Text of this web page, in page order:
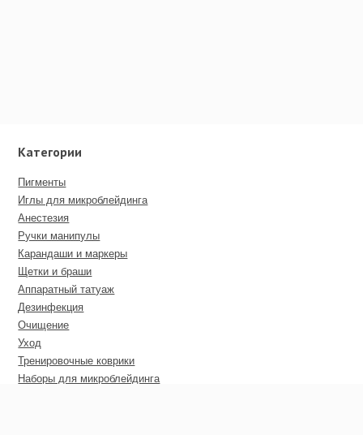
Категории
Пигменты
Иглы для микроблейдинга
Анестезия
Ручки манипулы
Карандаши и маркеры
Щетки и браши
Аппаратный татуаж
Дезинфекция
Очищение
Уход
Тренировочные коврики
Наборы для микроблейдинга